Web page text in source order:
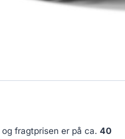
og fragtprisen er på ca. 40